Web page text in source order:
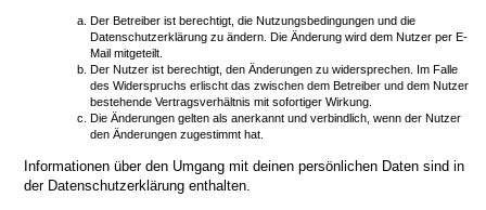
Der Betreiber ist berechtigt, die Nutzungsbedingungen und die
Datenschutzerklärung zu ändern. Die Änderung wird dem Nutzer per E-
Mail mitgeteilt.
Der Nutzer ist berechtigt, den Änderungen zu widersprechen. Im Falle
des Widerspruchs erlischt das zwischen dem Betreiber und dem Nutzer
bestehende Vertragsverhältnis mit sofortiger Wirkung.
Die Änderungen gelten als anerkannt und verbindlich, wenn der Nutzer
den Änderungen zugestimmt hat.
Informationen über den Umgang mit deinen persönlichen Daten sind in
der Datenschutzerklärung enthalten.